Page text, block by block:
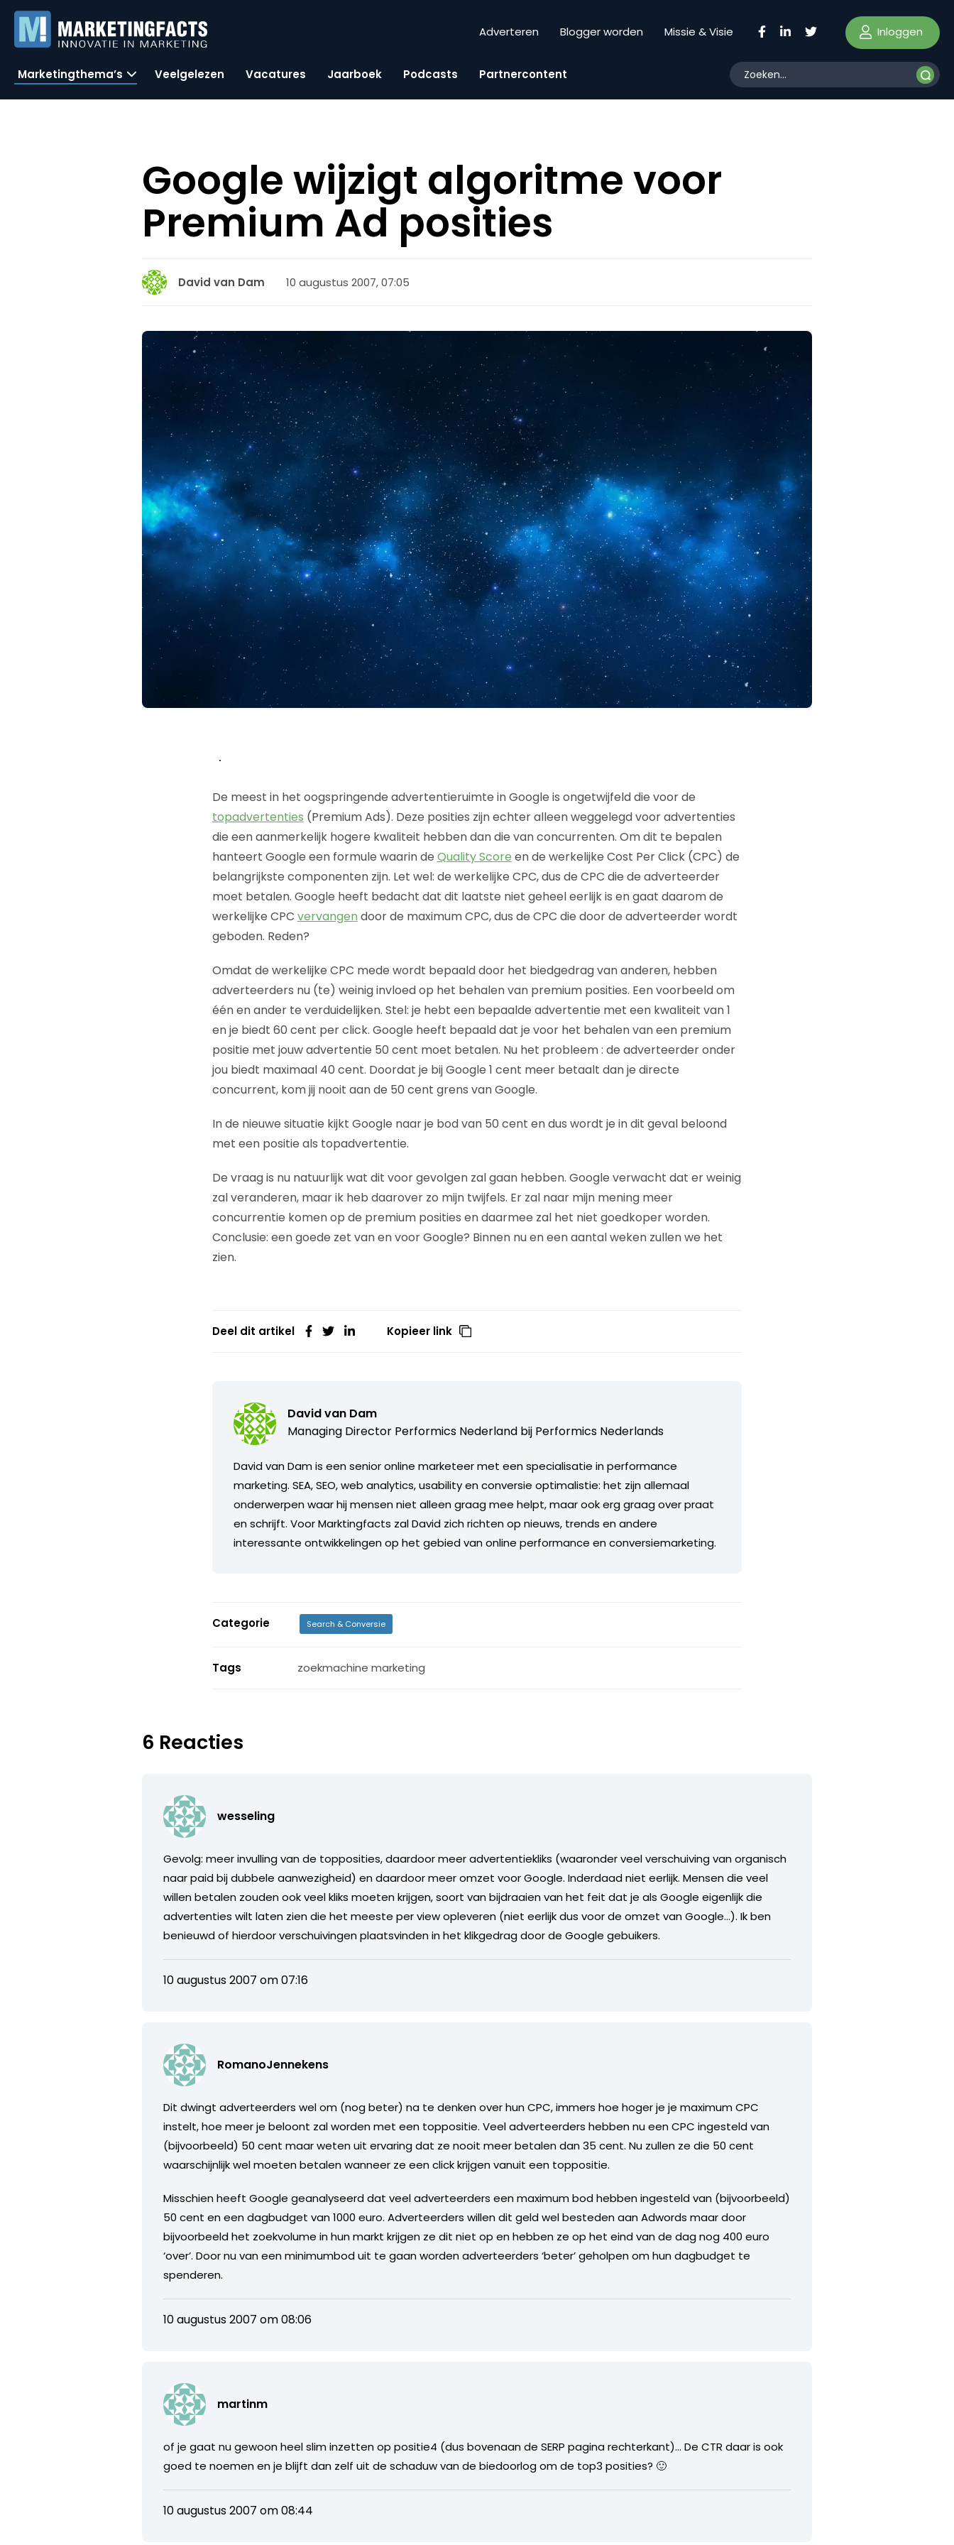
Adverteren Blogger worden Missie & Visie Inloggen
Marketingthema’s Veelgelezen Vacatures Jaarboek Podcasts Partnercontent
Google wijzigt algoritme voor
Premium Ad posities
David van Dam 10 augustus 2007, 07:05
De meest in het oogspringende advertentieruimte in Google is ongetwijfeld die voor de
topadvertenties (Premium Ads). Deze posities zijn echter alleen weggelegd voor advertenties
die een aanmerkelijk hogere kwaliteit hebben dan die van concurrenten. Om dit te bepalen
hanteert Google een formule waarin de Quality Score en de werkelijke Cost Per Click (CPC) de
belangrijkste componenten zijn. Let wel: de werkelijke CPC, dus de CPC die de adverteerder
moet betalen. Google heeft bedacht dat dit laatste niet geheel eerlijk is en gaat daarom de
werkelijke CPC vervangen door de maximum CPC, dus de CPC die door de adverteerder wordt
geboden. Reden?
Omdat de werkelijke CPC mede wordt bepaald door het biedgedrag van anderen, hebben
adverteerders nu (te) weinig invloed op het behalen van premium posities. Een voorbeeld om
één en ander te verduidelijken. Stel: je hebt een bepaalde advertentie met een kwaliteit van 1
en je biedt 60 cent per click. Google heeft bepaald dat je voor het behalen van een premium
positie met jouw advertentie 50 cent moet betalen. Nu het probleem : de adverteerder onder
jou biedt maximaal 40 cent. Doordat je bij Google 1 cent meer betaalt dan je directe
concurrent, kom jij nooit aan de 50 cent grens van Google.
In de nieuwe situatie kijkt Google naar je bod van 50 cent en dus wordt je in dit geval beloond
met een positie als topadvertentie.
De vraag is nu natuurlijk wat dit voor gevolgen zal gaan hebben. Google verwacht dat er weinig
zal veranderen, maar ik heb daarover zo mijn twijfels. Er zal naar mijn mening meer
concurrentie komen op de premium posities en daarmee zal het niet goedkoper worden.
Conclusie: een goede zet van en voor Google? Binnen nu en een aantal weken zullen we het
zien.
Deel dit artikel Kopieer link
David van Dam
Managing Director Performics Nederland bij Performics Nederlands
David van Dam is een senior online marketeer met een specialisatie in performance
marketing. SEA, SEO, web analytics, usability en conversie optimalistie: het zijn allemaal
onderwerpen waar hij mensen niet alleen graag mee helpt, maar ook erg graag over praat
en schrijft. Voor Marktingfacts zal David zich richten op nieuws, trends en andere
interessante ontwikkelingen op het gebied van online performance en conversiemarketing.
Categorie Search & Conversie
Tags zoekmachine marketing
6 Reacties
wesseling
Gevolg: meer invulling van de topposities, daardoor meer advertentiekliks (waaronder veel verschuiving van organisch
naar paid bij dubbele aanwezigheid) en daardoor meer omzet voor Google. Inderdaad niet eerlijk. Mensen die veel
willen betalen zouden ook veel kliks moeten krijgen, soort van bijdraaien van het feit dat je als Google eigenlijk die
advertenties wilt laten zien die het meeste per view opleveren (niet eerlijk dus voor de omzet van Google…). Ik ben
benieuwd of hierdoor verschuivingen plaatsvinden in het klikgedrag door de Google gebuikers.
10 augustus 2007 om 07:16
RomanoJennekens
Dit dwingt adverteerders wel om (nog beter) na te denken over hun CPC, immers hoe hoger je je maximum CPC
instelt, hoe meer je beloont zal worden met een toppositie. Veel adverteerders hebben nu een CPC ingesteld van
(bijvoorbeeld) 50 cent maar weten uit ervaring dat ze nooit meer betalen dan 35 cent. Nu zullen ze die 50 cent
waarschijnlijk wel moeten betalen wanneer ze een click krijgen vanuit een toppositie.
Misschien heeft Google geanalyseerd dat veel adverteerders een maximum bod hebben ingesteld van (bijvoorbeeld)
50 cent en een dagbudget van 1000 euro. Adverteerders willen dit geld wel besteden aan Adwords maar door
bijvoorbeeld het zoekvolume in hun markt krijgen ze dit niet op en hebben ze op het eind van de dag nog 400 euro
‘over’. Door nu van een minimumbod uit te gaan worden adverteerders ‘beter’ geholpen om hun dagbudget te
spenderen.
10 augustus 2007 om 08:06
martinm
of je gaat nu gewoon heel slim inzetten op positie4 (dus bovenaan de SERP pagina rechterkant)… De CTR daar is ook
goed te noemen en je blijft dan zelf uit de schaduw van de biedoorlog om de top3 posities? 🙂
10 augustus 2007 om 08:44